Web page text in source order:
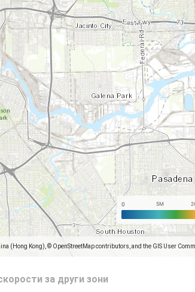
(Hong Kong), © OpenStreetMap contributors, and the GIS User
за други зони